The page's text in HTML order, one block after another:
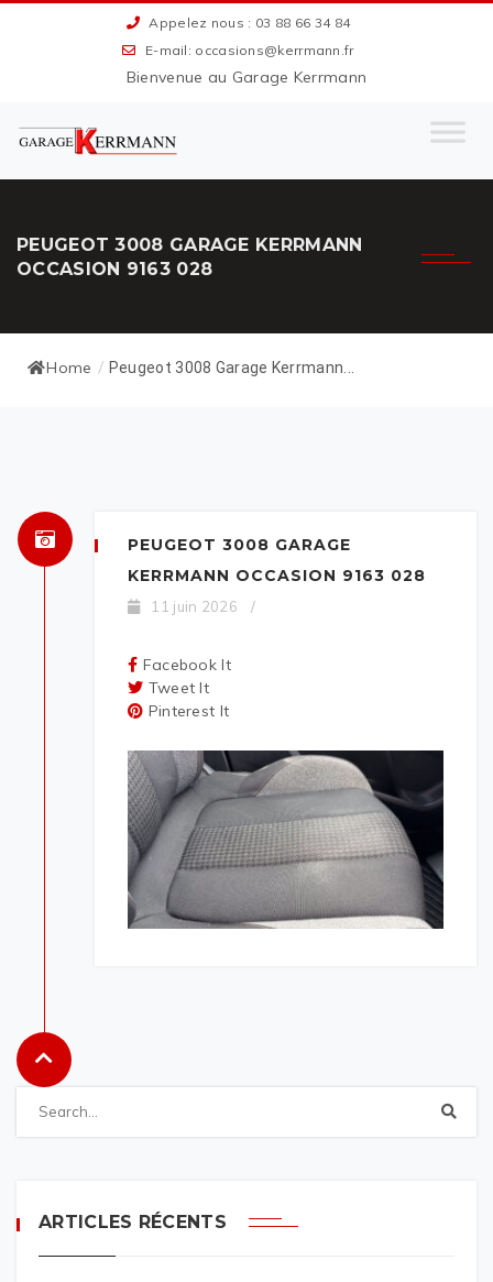
Appelez nous : 03 88 66 34 84
E-mail: occasions@kerrmann.fr
Bienvenue au Garage Kerrmann
PEUGEOT 3008 GARAGE KERRMANN
OCCASION 9163 028
Home / Peugeot 3008 Garage Kerrmann...
PEUGEOT 3008 GARAGE
KERRMANN OCCASION 9163 028
11 juin 2026 /
Facebook It
Tweet It
Pinterest It
ARTICLES RÉCENTS